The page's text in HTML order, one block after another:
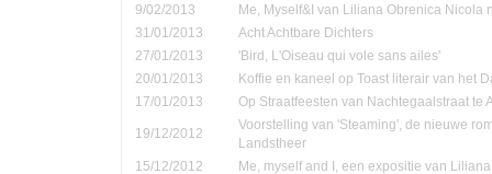
9/02/2013
Me, Myself&I van Liliana Obrenica Nicola
31/01/2013
Acht Achtbare Dichters
27/01/2013
'Bird, L'Oiseau qui vole sans ailes'
20/01/2013
Koffie en kaneel op Toast literair van het
17/01/2013
Op Straatfeesten van Nachtegaalstraat te
19/12/2012
Voorstelling van 'Steaming', de nieuwe
Landstheer
15/12/2012
Me, myself and I, een expositie van